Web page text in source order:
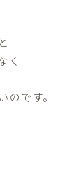
く
です。